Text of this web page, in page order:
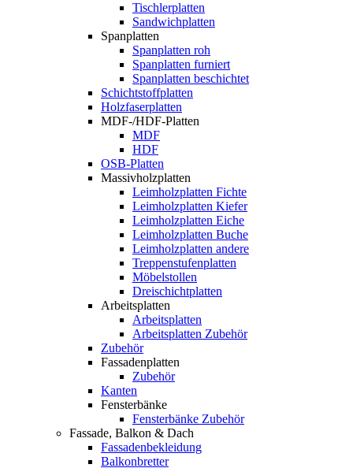
Tischlerplatten
Sandwichplatten
Spanplatten
Spanplatten roh
Spanplatten furniert
Spanplatten beschichtet
Schichtstoffplatten
Holzfaserplatten
MDF-/HDF-Platten
MDF
HDF
OSB-Platten
Massivholzplatten
Leimholzplatten Fichte
Leimholzplatten Kiefer
Leimholzplatten Eiche
Leimholzplatten Buche
Leimholzplatten andere
Treppenstufenplatten
Möbelstollen
Dreischichtplatten
Arbeitsplatten
Arbeitsplatten
Arbeitsplatten Zubehör
Zubehör
Fassadenplatten
Zubehör
Kanten
Fensterbänke
Fensterbänke Zubehör
Fassade, Balkon & Dach
Fassadenbekleidung
Balkonbretter